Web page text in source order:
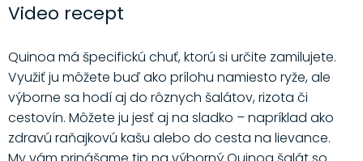
Video recept
Quinoa má špecifickú chuť, ktorú si určite zamilujete.
Využiť ju môžete buď ako prílohu namiesto ryže, ale
výborne sa hodí aj do rôznych šalátov, rizota či
cestovín. Môžete ju jesť aj na sladko – napríklad ako
zdravú raňajkovú kašu alebo do cesta na lievance.